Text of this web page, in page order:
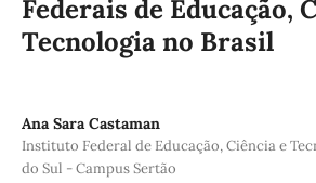
Federais de Educação,
Tecnologia no Brasil
Ana Sara Castaman
Instituto Federal de Educação, Ciência e
do Sul - Campus Sertão